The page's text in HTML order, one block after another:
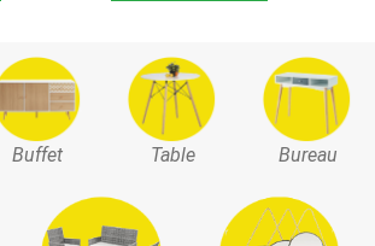
Buffet Table Bureau